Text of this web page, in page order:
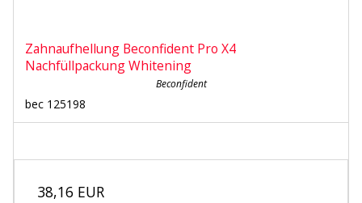
Zahnaufhellung Beconfident Pro X4
Nachfüllpackung Whitening
Beconfident
bec 125198
38,16 EUR